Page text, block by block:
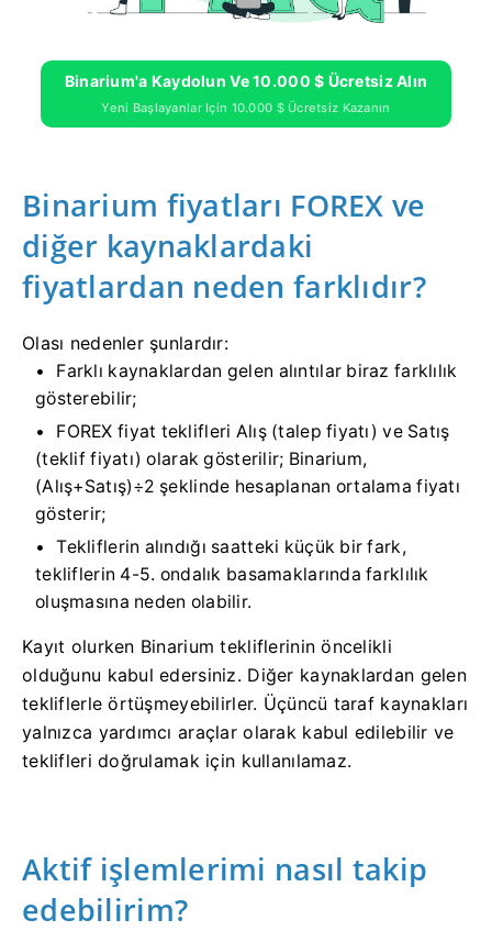
Binarium'a Kaydolun Ve 10.000 $ Ücretsiz Alın
Yeni Başlayanlar Için 10.000 $ Ücretsiz Kazanın
Binarium fiyatları FOREX ve
diğer kaynaklardaki
fiyatlardan neden farklıdır?
Olası nedenler şunlardır:
Farklı kaynaklardan gelen alıntılar biraz farklılık
gösterebilir;
FOREX fiyat teklifleri Alış (talep fiyatı) ve Satış
(teklif fiyatı) olarak gösterilir; Binarium,
(Alış+Satış)÷2 şeklinde hesaplanan ortalama fiyatı
gösterir;
Tekliflerin alındığı saatteki küçük bir fark,
tekliflerin 4-5. ondalık basamaklarında farklılık
oluşmasına neden olabilir.
Kayıt olurken Binarium tekliflerinin öncelikli
olduğunu kabul edersiniz. Diğer kaynaklardan gelen
tekliflerle örtüşmeyebilirler. Üçüncü taraf kaynakları
yalnızca yardımcı araçlar olarak kabul edilebilir ve
teklifleri doğrulamak için kullanılamaz.
Aktif işlemlerimi nasıl takip
edebilirim?